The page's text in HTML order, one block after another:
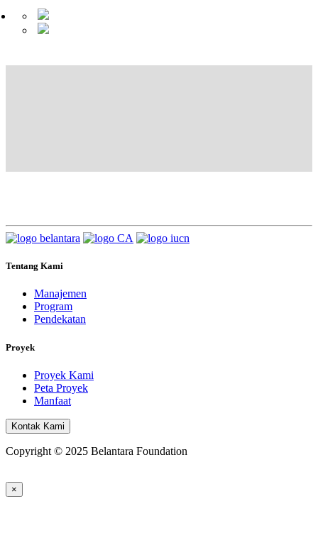
Tentang Kami
Manajemen
Program
Pendekatan
Proyek
Proyek Kami
Peta Proyek
Manfaat
Kontak Kami
Copyright © 2025 Belantara Foundation
×